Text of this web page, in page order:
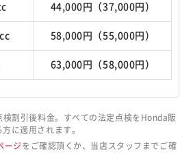
44,000円（37,000円）
58,000円（55,000円）
63,000円（58,000円）
割引後料金。すべての法定点検をHonda販
に適用されます。
ージをご確認頂くか、当店スタッフまでご確